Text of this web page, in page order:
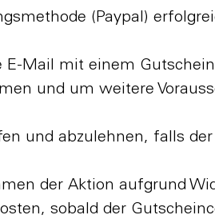
(Paypal)
E-Mail mit einem
und um weitere
und abzulehnen, falls
der Aktion aufgrund
sobald der